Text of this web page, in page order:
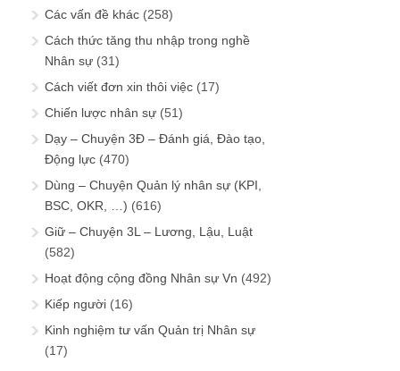
Các vấn đề khác (258)
Cách thức tăng thu nhập trong nghề
Nhân sự (31)
Cách viết đơn xin thôi việc (17)
Chiến lược nhân sự (51)
Dạy – Chuyện 3Đ – Đánh giá, Đào tạo,
Động lực (470)
Dùng – Chuyện Quản lý nhân sự (KPI,
BSC, OKR, …) (616)
Giữ – Chuyện 3L – Lương, Lậu, Luật
(582)
Hoạt động cộng đồng Nhân sự Vn (492)
Kiếp người (16)
Kinh nghiệm tư vấn Quản trị Nhân sự
(17)